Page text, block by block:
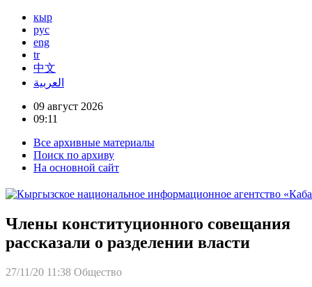
кыр
рус
eng
tr
中文
العربية
09 август 2026
09:11
Все архивные материалы
Поиск по архиву
На основной сайт
Члены конституционного совещания
рассказали о разделении власти
27/11/20 11:38 Общество